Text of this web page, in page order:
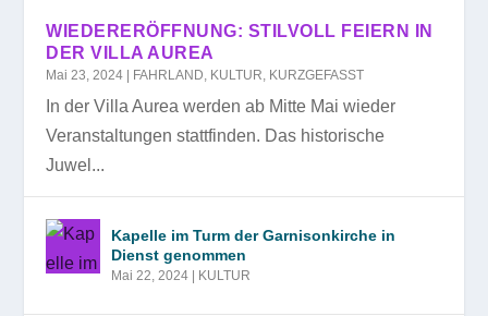
WIEDERERÖFFNUNG: STILVOLL FEIERN IN
DER VILLA AUREA
Mai 23, 2024 FAHRLAND, KULTUR, KURZGEFASST
In der Villa Aurea werden ab Mitte Mai wieder
Veranstaltungen stattfinden. Das historische
Juwel...
Kapelle im Turm der Garnisonkirche in
Dienst genommen
Mai 22, 2024 KULTUR